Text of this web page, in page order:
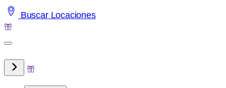
Saltar
al
Buscar Locaciones